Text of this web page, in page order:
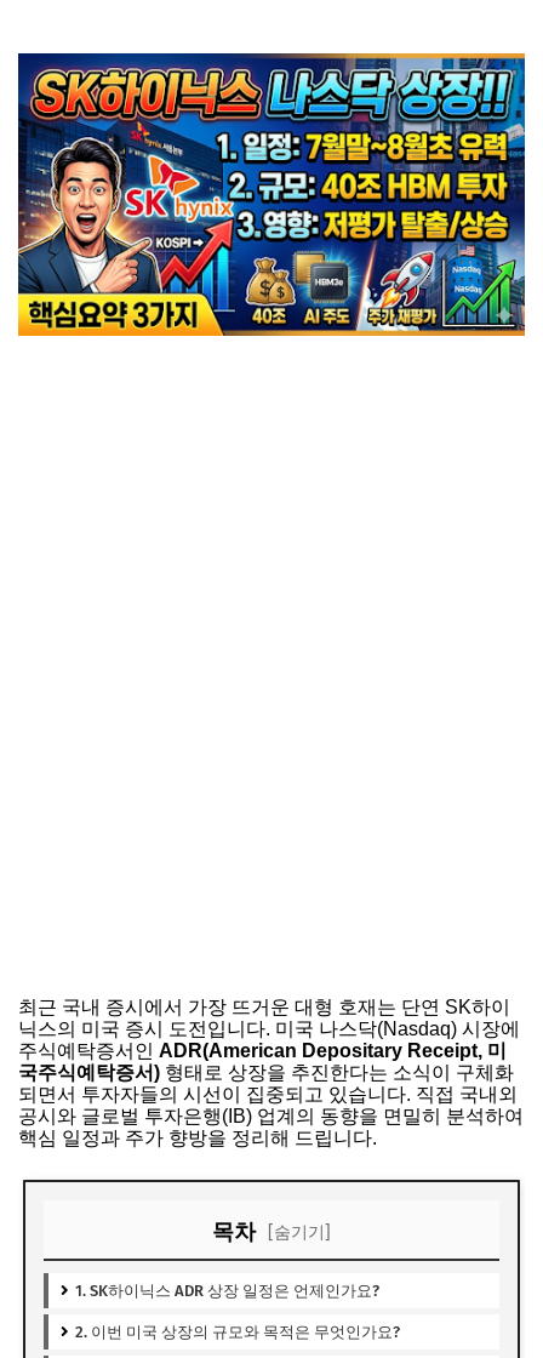
최근 국내 증시에서 가장 뜨거운 대형 호재는 단연 SK하이
닉스의 미국 증시 도전입니다. 미국 나스닥(Nasdaq) 시장에
주식예탁증서인 ADR(American Depositary Receipt, 미
국주식예탁증서) 형태로 상장을 추진한다는 소식이 구체화
되면서 투자자들의 시선이 집중되고 있습니다. 직접 국내외
공시와 글로벌 투자은행(IB) 업계의 동향을 면밀히 분석하여
핵심 일정과 주가 향방을 정리해 드립니다.
목차 [숨기기]
1. SK하이닉스 ADR 상장 일정은 언제인가요?
2. 이번 미국 상장의 규모와 목적은 무엇인가요?